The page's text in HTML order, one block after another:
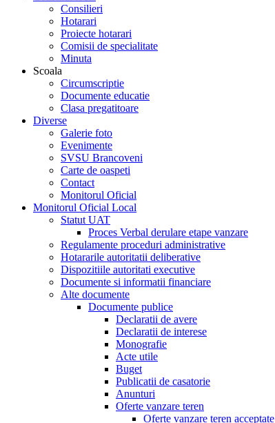
Consilieri
Hotarari
Proiecte hotarari
Comisii de specialitate
Minuta
Scoala
Circumscriptie
Documente educatie
Clasa pregatitoare
Diverse
Galerie foto
Evenimente
SVSU Brancoveni
Carte de oaspeti
Contact
Monitorul Oficial
Monitorul Oficial Local
Statut UAT
Proces Verbal derulare etape vanzare
Regulamente proceduri administrative
Hotararile autoritatii deliberative
Dispozitiile autoritati executive
Documente si informatii financiare
Alte documente
Documente publice
Declaratii de avere
Declaratii de interese
Monografie
Acte utile
Buget
Publicatii de casatorie
Anunturi
Oferte vanzare teren
Oferte vanzare teren acceptate